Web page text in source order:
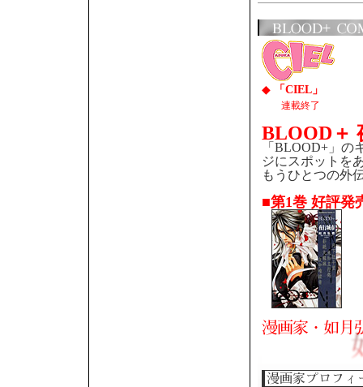
◆ 「CIEL」
連載終了
BLOOD＋
「BLOOD+」の
ジにスポットを
もうひとつの外
■第1巻 好評発